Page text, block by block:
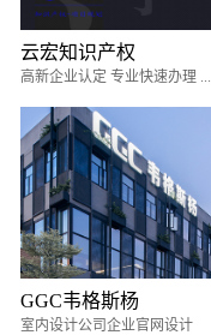
云宏知识产权
高新企业认定 专业快速办理 ...
GGC韦格斯杨
室内设计公司企业官网设计